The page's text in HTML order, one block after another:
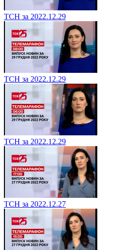
ТСН за 2022.12.29
ТСН за 2022.12.29
ТСН за 2022.12.29
ТСН за 2022.12.27